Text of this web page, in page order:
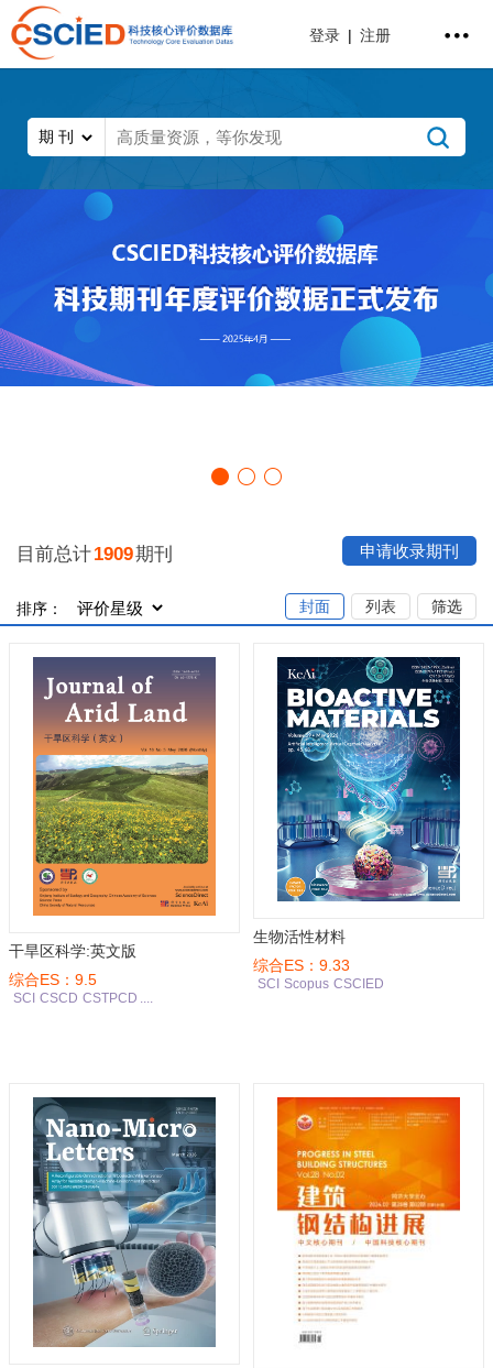
登录 | 注册
目前总计1909期刊 申请收录期刊
排序： 筛选
列表
封面
干旱区科学:英文版
综合ES：9.5
SCI CSCD CSTPCD ....
生物活性材料
综合ES：9.33
SCI Scopus CSCIED